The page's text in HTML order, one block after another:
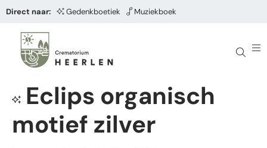
Direct naar: Gedenkboetiek Muziekboek
Eclips organisch
motief zilver